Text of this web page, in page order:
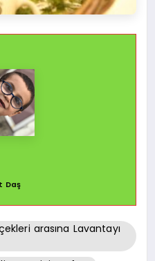
Daş
arasına Lavantayı